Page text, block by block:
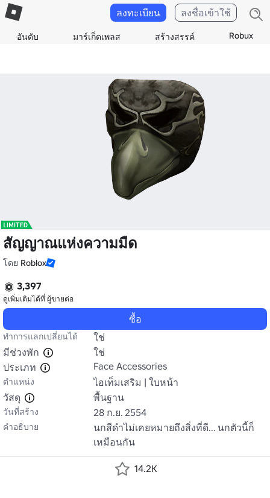
อันดับ มาร์เก็ตเพลส สร้างสรรค์ Robux
ลงทะเบียน ลงชื่อเข้าใช้
สัญญาณแห่งความมืด
โดย Roblox
3,397
ดูเพิ่มเติมได้ที่ ผู้ขายต่อ
ซื้อ
ทำการแลกเปลี่ยนได้
ใช่
มีช่วงพัก
ใช่
ประเภท
Face Accessories
ตำแหน่ง
ไอเท็มเสริม | ใบหน้า
วัสดุ
พื้นฐาน
วันที่สร้าง 28 ก.ย. 2554
คำอธิบาย
นกสีดําไม่เคยหมายถึงสิ่งที่ดี... นกตัวนี้ก็
เหมือนกัน
14.2K